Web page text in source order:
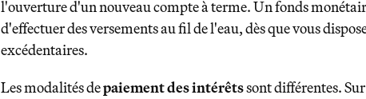
l'ouverture d'un nouveau compte à terme. Un fonds
d'effectuer des versements au fil de l'eau, dès que vous
excédentaires.
Les modalités depaiement des intérêtssont différentes.